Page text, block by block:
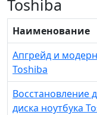
Toshiba
Наименование
Апгрейд и
Toshiba
Восстановление
диска ноутбука